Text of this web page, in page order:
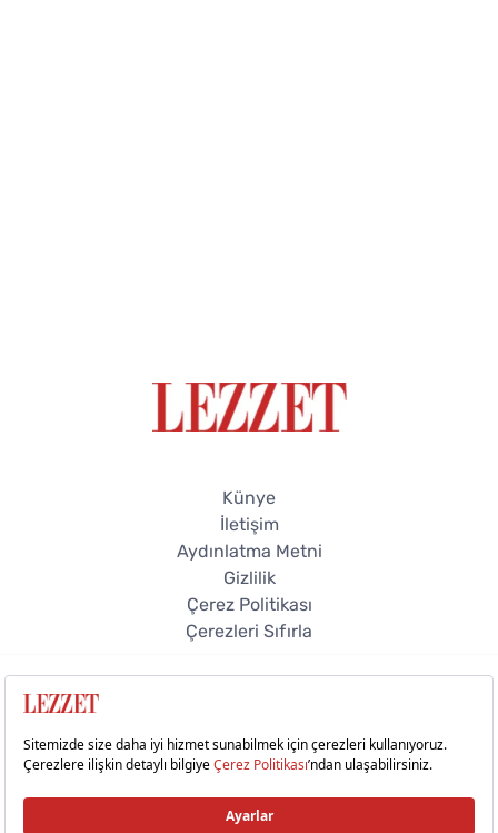
Künye
İletişim
Aydınlatma Metni
Gizlilik
Çerez Politikası
Çerezleri Sıfırla
© 2026 Lezzet Online. Tüm hakları saklıdır.